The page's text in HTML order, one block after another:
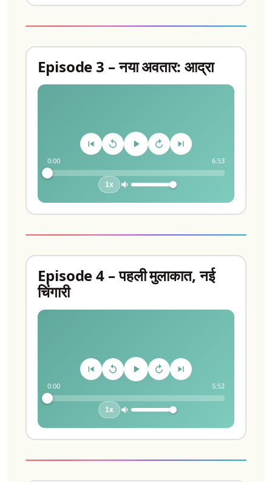
Episode 3 – नया अवतार: आद्रा
0:00 6:53
1x
Episode 4 – पहली मुलाकात, नई
चिंगारी
0:00 5:52
1x